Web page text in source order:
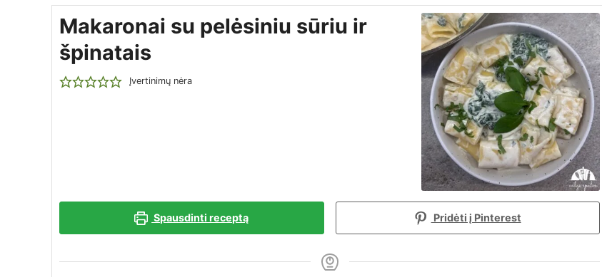
Makaronai su pelėsiniu sūriu ir
špinatais
Įvertinimų nėra
Spausdinti receptą Pridėti į Pinterest